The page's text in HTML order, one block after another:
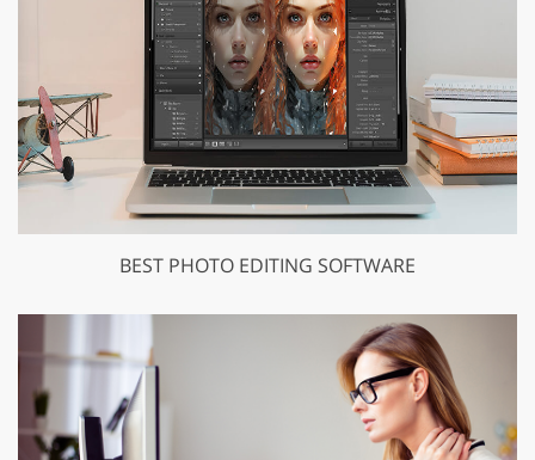
BEST PHOTO EDITING SOFTWARE